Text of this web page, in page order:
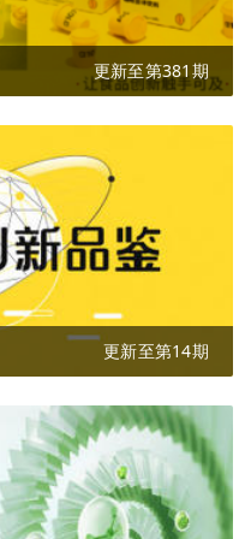
更新至第381期
更新至第14期